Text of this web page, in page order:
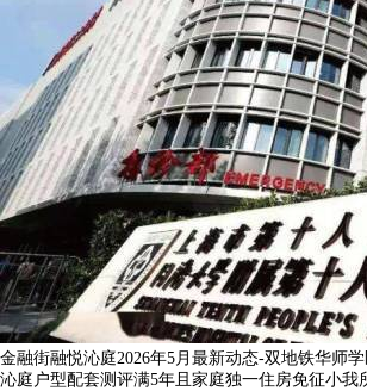
金融街融悦沁庭2026年5月最新动态-双地铁华师
沁庭户型配套测评满5年且家庭独一住房免征小我